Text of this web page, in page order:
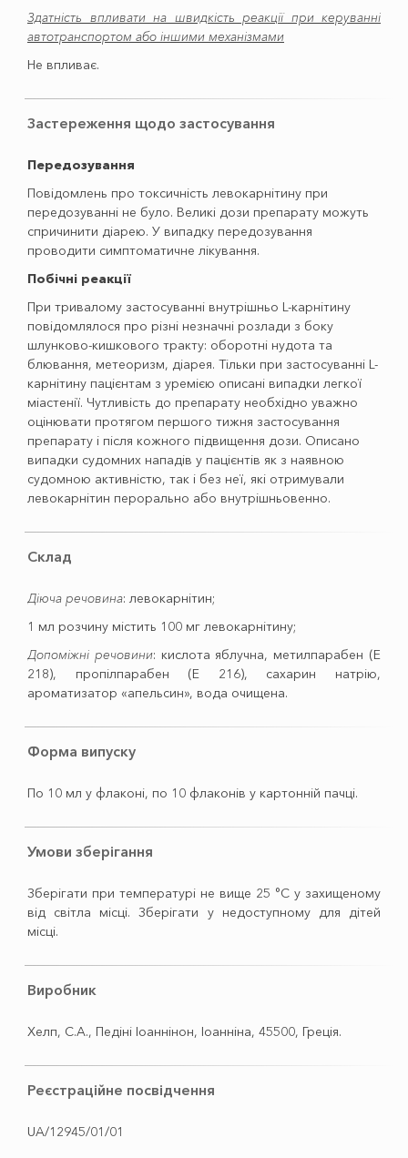
Здатність впливати на швидкість реакції при керуванні
автотранспортом або іншими механізмами
Не впливає.
Застереження щодо застосування
Передозування
Повідомлень про токсичність левокарнітину при
передозуванні не було. Великі дози препарату можуть
спричинити діарею. У випадку передозування
проводити симптоматичне лікування.
Побічні реакції
При тривалому застосуванні внутрішньо L-карнітину
повідомлялося про різні незначні розлади з боку
шлунково-кишкового тракту: оборотні нудота та
блювання, метеоризм, діарея. Тільки при застосуванні L-
карнітину пацієнтам з уремією описані випадки легкої
міастенії. Чутливість до препарату необхідно уважно
оцінювати протягом першого тижня застосування
препарату і після кожного підвищення дози. Описано
випадки судомних нападів у пацієнтів як з наявною
судомною активністю, так і без неї, які отримували
левокарнітин перорально або внутрішньовенно.
Склад
Діюча речовина: левокарнітин;
1 мл розчину містить 100 мг левокарнітину;
Допоміжні речовини: кислота яблучна, метилпарабен (Е
218), пропілпарабен (Е 216), сахарин натрію,
ароматизатор «апельсин», вода очищена.
Форма випуску
По 10 мл у флаконі, по 10 флаконів у картонній пачці.
Умови зберігання
Зберігати при температурі не вище 25 °С у захищеному
від світла місці. Зберігати у недоступному для дітей
місці.
Виробник
Хелп, С.А., Педіні Іоаннінон, Іоанніна, 45500, Греція.
Реєстраційне посвідчення
UA/12945/01/01